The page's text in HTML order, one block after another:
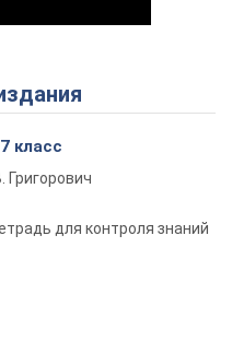
Video
класс
Григорович
для контроля знаний